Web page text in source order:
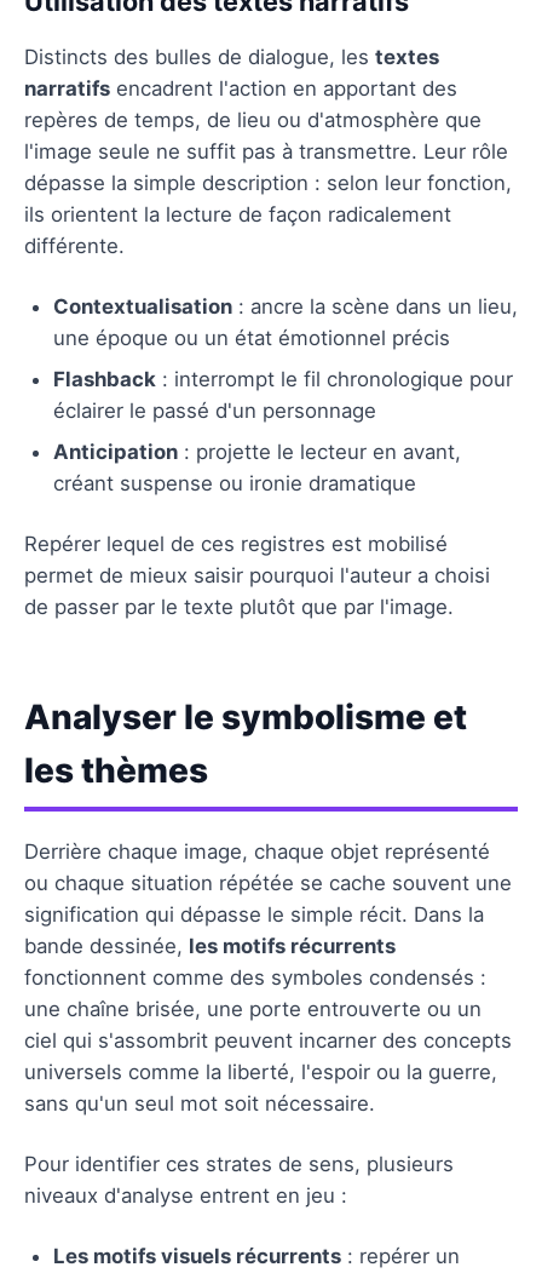
Distincts des bulles de dialogue, les textes
narratifs encadrent l'action en apportant des
repères de temps, de lieu ou d'atmosphère que
l'image seule ne suffit pas à transmettre. Leur rôle
dépasse la simple description : selon leur fonction,
ils orientent la lecture de façon radicalement
différente.
Contextualisation : ancre la scène dans un lieu,
une époque ou un état émotionnel précis
Flashback : interrompt le fil chronologique pour
éclairer le passé d'un personnage
Anticipation : projette le lecteur en avant,
créant suspense ou ironie dramatique
Repérer lequel de ces registres est mobilisé
permet de mieux saisir pourquoi l'auteur a choisi
de passer par le texte plutôt que par l'image.
Analyser le symbolisme et
les thèmes
Derrière chaque image, chaque objet représenté
ou chaque situation répétée se cache souvent une
signification qui dépasse le simple récit. Dans la
bande dessinée, les motifs récurrents
fonctionnent comme des symboles condensés :
une chaîne brisée, une porte entrouverte ou un
ciel qui s'assombrit peuvent incarner des concepts
universels comme la liberté, l'espoir ou la guerre,
sans qu'un seul mot soit nécessaire.
Pour identifier ces strates de sens, plusieurs
niveaux d'analyse entrent en jeu :
Les motifs visuels récurrents : repérer un